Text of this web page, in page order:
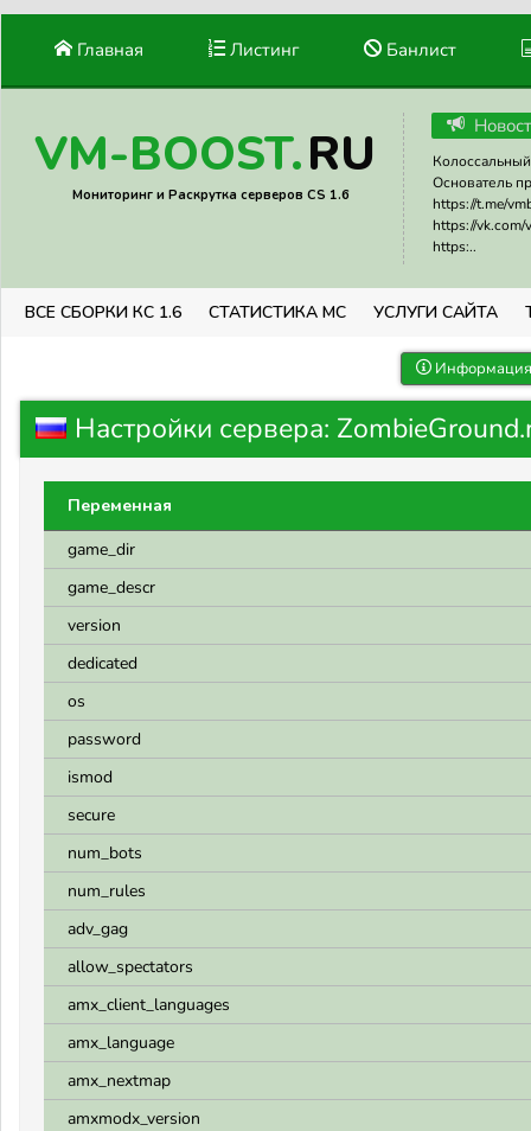
Главная Листинг Банлист
VM-BOOST.RU
Мониторинг и Раскрутка серверов CS 1.6
Основатель
https://t.me/
https://vk.com/
https:..
ВСЕ СБОРКИ КС 1.6 СТАТИСТИКА МС УСЛУГИ САЙТА
Настройки сервера:
Переменная
game_dir
game_descr
version
dedicated
os
password
ismod
secure
num_bots
num_rules
adv_gag
allow_spectators
amx_client_languages
amx_language
amx_nextmap
amxmodx_version